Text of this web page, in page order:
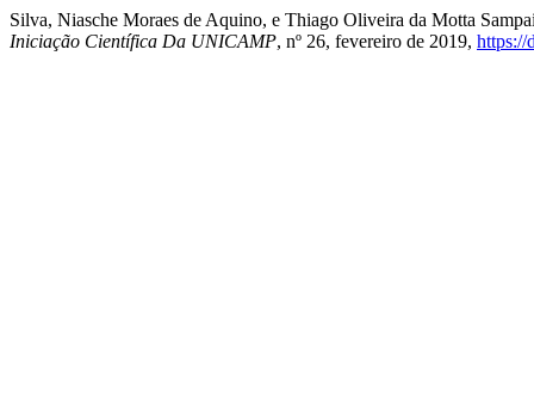
Silva, Niasche Moraes de Aquino, e Thiago Oliveira da Motta
Iniciação Científica Da UNICAMP, nº 26, fevereiro de 2019, https://